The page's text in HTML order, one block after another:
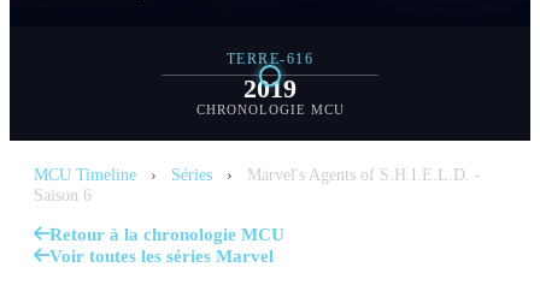
TERRE-616
2019
CHRONOLOGIE MCU
MCU Timeline › Séries ›
Marvel's Agents of S.H.I.E.L.D. -
Saison 6
Retour à la chronologie MCU
Voir toutes les séries Marvel